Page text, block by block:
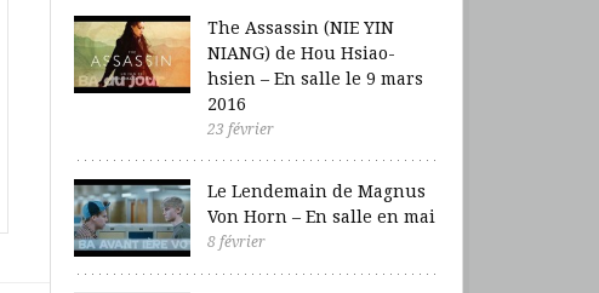
The Assassin (NIE YIN
NIANG) de Hou Hsiao-
hsien – En salle le 9 mars
2016
23 février
Le Lendemain de Magnus
Von Horn – En salle en mai
8 février